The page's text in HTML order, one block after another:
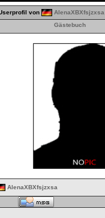
von AlenaXBXfsjzxsa
Gästebuch
AlenaXBXfsjzxsa